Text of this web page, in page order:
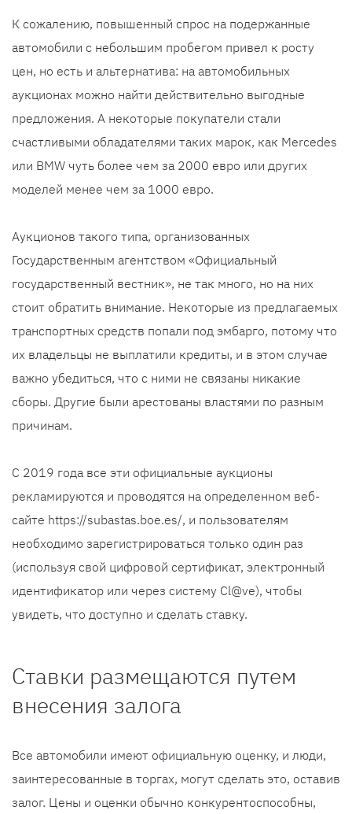
К сожалению, повышенный спрос на подержанные
автомобили с небольшим пробегом привел к росту
цен, но есть и альтернатива: на автомобильных
аукционах можно найти действительно выгодные
предложения. А некоторые покупатели стали
счастливыми обладателями таких марок, как Mercedes
или BMW чуть более чем за 2000 евро или других
моделей менее чем за 1000 евро.
Аукционов такого типа, организованных
Государственным агентством «Официальный
государственный вестник», не так много, но на них
стоит обратить внимание. Некоторые из предлагаемых
транспортных средств попали под эмбарго, потому что
их владельцы не выплатили кредиты, и в этом случае
важно убедиться, что с ними не связаны никакие
сборы. Другие были арестованы властями по разным
причинам.
С 2019 года все эти официальные аукционы
рекламируются и проводятся на определенном веб-
сайте https://subastas.boe.es/, и пользователям
необходимо зарегистрироваться только один раз
(используя свой цифровой сертификат, электронный
идентификатор или через систему Cl@ve), чтобы
увидеть, что доступно и сделать ставку.
Ставки размещаются путем
внесения залога
Все автомобили имеют официальную оценку, и люди,
заинтересованные в торгах, могут сделать это, оставив
залог. Цены и оценки обычно конкурентоспособны,